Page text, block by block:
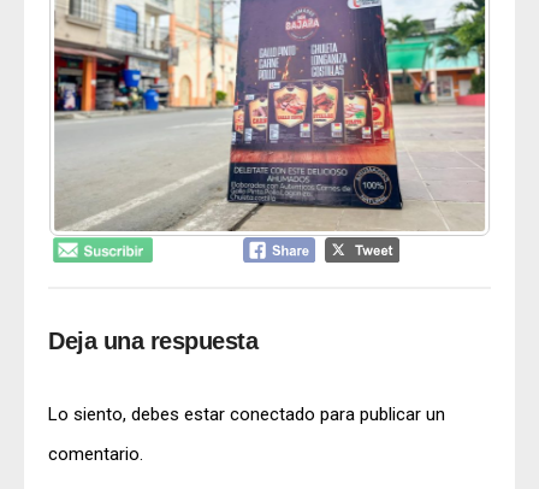
Deja una respuesta
Lo siento, debes estar conectado para publicar un
comentario.